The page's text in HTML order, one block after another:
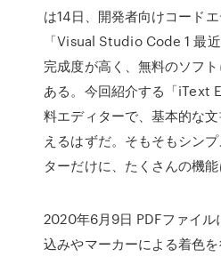
は14日、開発者向けコード
「Visual Studio Code 1 最
完成度が高く、無料のソフ
ある。今回紹介する「iText
料エディターで、基本的な
えるはずだ。そもそもシン
ターだけに、たくさんの機
2020年6月9日 PDFファイル
込みやマーカーによる着色